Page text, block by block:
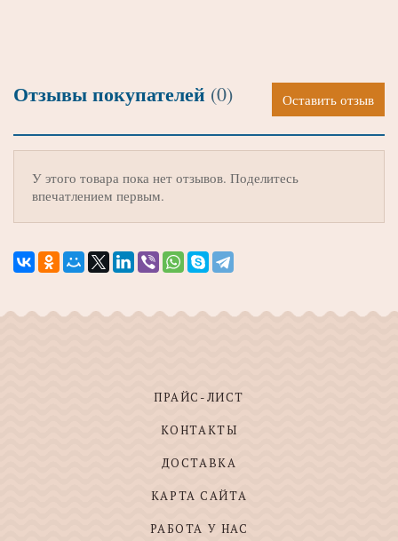
Отзывы покупателей (0) Оставить отзыв
У этого товара пока нет отзывов. Поделитесь
впечатлением первым.
ПРАЙС-ЛИСТ
КОНТАКТЫ
ДОСТАВКА
КАРТА САЙТА
РАБОТА У НАС